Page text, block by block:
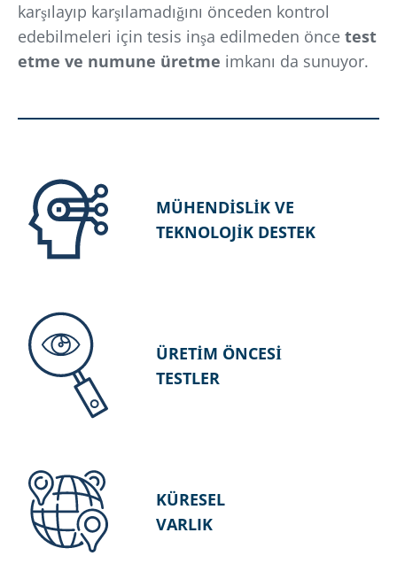
karşılayıp karşılamadığını önceden kontrol
edebilmeleri için tesis inşa edilmeden önce test
etme ve numune üretme imkanı da sunuyor.
MÜHENDİSLİK VE
TEKNOLOJİK DESTEK
ÜRETİM ÖNCESİ
TESTLER
KÜRESEL
VARLIK